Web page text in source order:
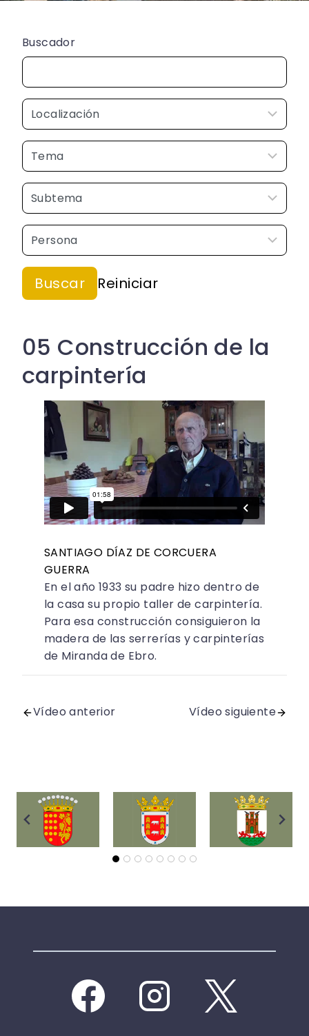
Buscador
05 Construcción de la
carpintería
SANTIAGO DÍAZ DE CORCUERA
GUERRA
En el año 1933 su padre hizo dentro de
la casa su propio taller de carpintería.
Para esa construcción consiguieron la
madera de las serrerías y carpinterías
de Miranda de Ebro.
Vídeo anterior Vídeo siguiente